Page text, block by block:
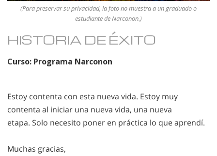
(Para preservar su privacidad, la foto no muestra a un graduado o
estudiante de Narconon.)
HISTORIA DE ÉXITO
Curso: Programa Narconon
Estoy contenta con esta nueva vida. Estoy muy
contenta al iniciar una nueva vida, una nueva
etapa. Solo necesito poner en práctica lo que aprendí.
Muchas gracias,